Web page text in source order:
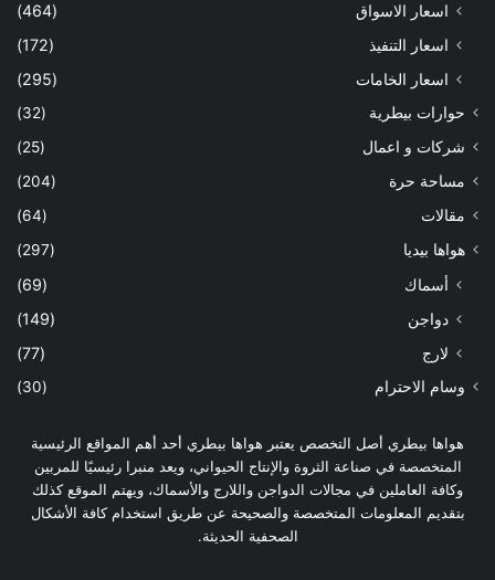
اسعار الاسواق
(464)
اسعار التنفيذ
(172)
اسعار الخامات
(295)
حوارات بيطرية
(32)
شركات و اعمال
(25)
مساحة حرة
(204)
مقالات
(64)
هواها بيديا
(297)
أسماك
(69)
دواجن
(149)
لارج
(77)
وسام الاحترام (30)
هواها بيطري أصل التخصص يعتبر هواها بيطري أحد أهم المواقع الرئيسية
المتخصصة في صناعة الثروة والإنتاج الحيواني، ويعد منبرا رئيسيًا للمربين
وكافة العاملين في مجالات الدواجن واللارج والأسماك، ويهتم الموقع كذلك
بتقديم المعلومات المتخصصة والصحيحة عن طريق استخدام كافة الأشكال
الصحفية الحديثة.